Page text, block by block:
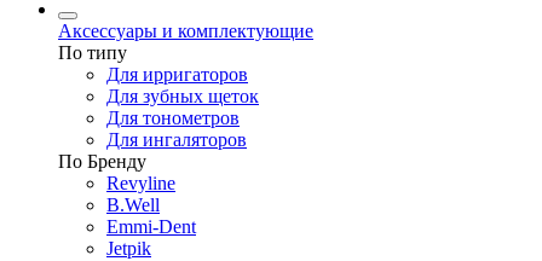
Аксессуары и комплектующие
По типу
Для ирригаторов
Для зубных щеток
Для тонометров
Для ингаляторов
По Бренду
Revyline
B.Well
Emmi-Dent
Jetpik